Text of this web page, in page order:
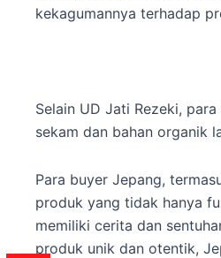
kekagumannya terhadap
Selain UD Jati Rezeki,
sekam dan bahan organik
Para buyer Jepang,
produk yang tidak hanya
memiliki cerita dan
produk unik dan otentik,